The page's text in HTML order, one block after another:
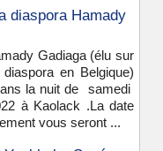
diaspora Hamady
Gadiaga (élu sur
en Belgique)
la nuit de samedi
à Kaolack .La date
vous seront ...